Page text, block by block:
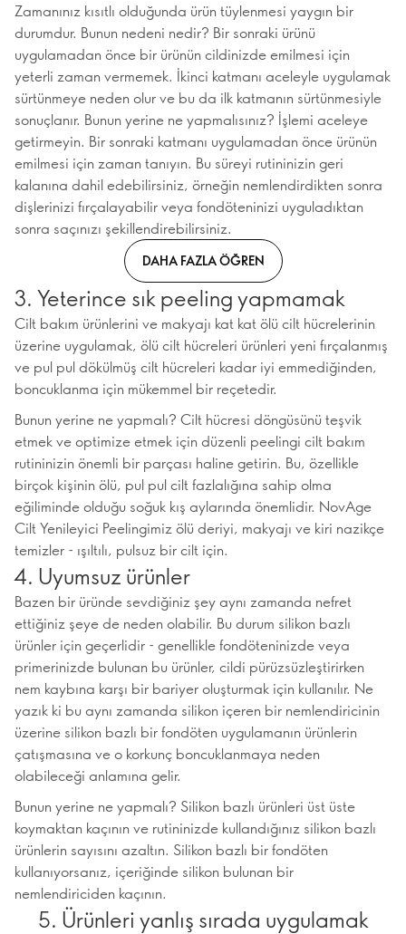
Zamanınız kısıtlı olduğunda ürün tüylenmesi yaygın bir
durumdur. Bunun nedeni nedir? Bir sonraki ürünü
uygulamadan önce bir ürünün cildinizde emilmesi için
yeterli zaman vermemek. İkinci katmanı aceleyle uygulamak
sürtünmeye neden olur ve bu da ilk katmanın sürtünmesiyle
sonuçlanır. Bunun yerine ne yapmalısınız? İşlemi aceleye
getirmeyin. Bir sonraki katmanı uygulamadan önce ürünün
emilmesi için zaman tanıyın. Bu süreyi rutininizin geri
kalanına dahil edebilirsiniz, örneğin nemlendirdikten sonra
dişlerinizi fırçalayabilir veya fondöteninizi uyguladıktan
sonra saçınızı şekillendirebilirsiniz.
DAHA FAZLA ÖĞREN
3. Yeterince sık peeling yapmamak
Cilt bakım ürünlerini ve makyajı kat kat ölü cilt hücrelerinin
üzerine uygulamak, ölü cilt hücreleri ürünleri yeni fırçalanmış
ve pul pul dökülmüş cilt hücreleri kadar iyi emmediğinden,
boncuklanma için mükemmel bir reçetedir.
Bunun yerine ne yapmalı? Cilt hücresi döngüsünü teşvik
etmek ve optimize etmek için düzenli peelingi cilt bakım
rutininizin önemli bir parçası haline getirin. Bu, özellikle
birçok kişinin ölü, pul pul cilt fazlalığına sahip olma
eğiliminde olduğu soğuk kış aylarında önemlidir. NovAge
Cilt Yenileyici Peelingimiz ölü deriyi, makyajı ve kiri nazikçe
temizler - ışıltılı, pulsuz bir cilt için.
4. Uyumsuz ürünler
Bazen bir üründe sevdiğiniz şey aynı zamanda nefret
ettiğiniz şeye de neden olabilir. Bu durum silikon bazlı
ürünler için geçerlidir - genellikle fondöteninizde veya
primerinizde bulunan bu ürünler, cildi pürüzsüzleştirirken
nem kaybına karşı bir bariyer oluşturmak için kullanılır. Ne
yazık ki bu aynı zamanda silikon içeren bir nemlendiricinin
üzerine silikon bazlı bir fondöten uygulamanın ürünlerin
çatışmasına ve o korkunç boncuklanmaya neden
olabileceği anlamına gelir.
Bunun yerine ne yapmalı? Silikon bazlı ürünleri üst üste
koymaktan kaçının ve rutininizde kullandığınız silikon bazlı
ürünlerin sayısını azaltın. Silikon bazlı bir fondöten
kullanıyorsanız, içeriğinde silikon bulunan bir
nemlendiriciden kaçının.
5. Ürünleri yanlış sırada uygulamak